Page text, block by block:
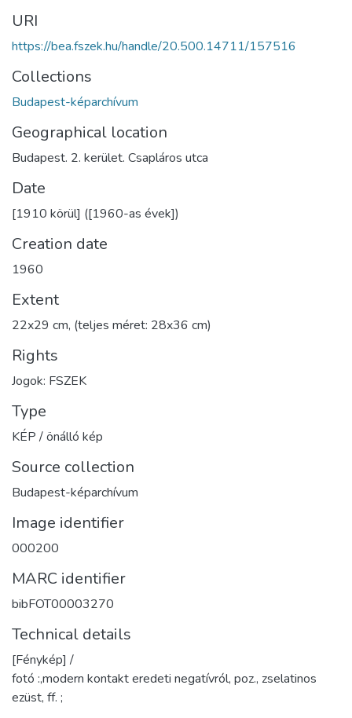
URI
https://bea.fszek.hu/handle/20.500.14711/157516
Collections
Budapest-képarchívum
Geographical location
Budapest. 2. kerület. Csapláros utca
Date
[1910 körül] ([1960-as évek])
Creation date
1960
Extent
22x29 cm, (teljes méret: 28x36 cm)
Rights
Jogok: FSZEK
Type
KÉP / önálló kép
Source collection
Budapest-képarchívum
Image identifier
000200
MARC identifier
bibFOT00003270
Technical details
[Fénykép] /
fotó :,modern kontakt eredeti negatívról, poz., zselatinos
ezüst, ff. ;